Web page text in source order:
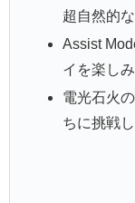
超自然的
Assist
イを楽し
電光石火
ちに挑戦